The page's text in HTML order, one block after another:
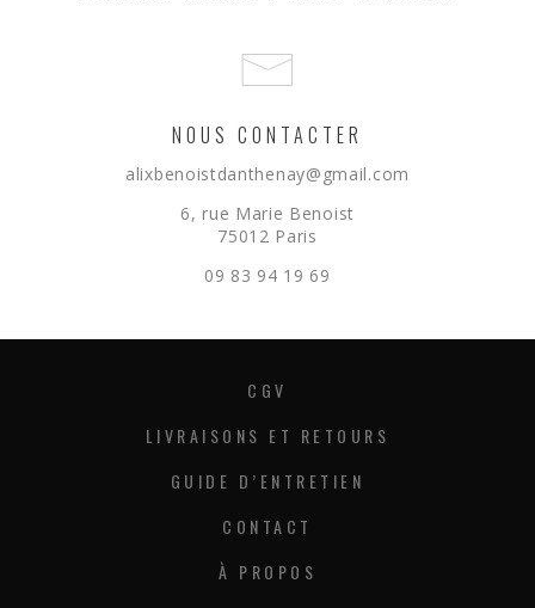
NOUS CONTACTER
alixbenoistdanthenay@gmail.com
6, rue Marie Benoist
75012 Paris
09 83 94 19 69
CGV
LIVRAISONS ET RETOURS
GUIDE D’ENTRETIEN
CONTACT
À PROPOS